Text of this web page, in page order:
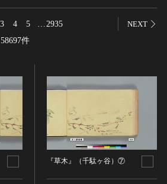
媒体資料・関連記事等
博物館、美術館の皆さまへ
このサイトについて
関連サイトリンク
サイトマップ
サイトのご意見はこちら
58697件
3 4 5 2935 NEXT
『草木』（千駄ヶ谷）⑦